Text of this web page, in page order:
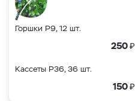
Горшки Р9, 12 шт.
250₽
Кассеты Р36, 36 шт.
150₽